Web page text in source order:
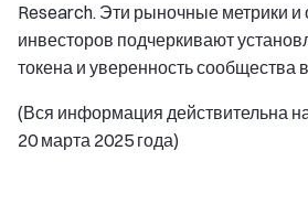
Research. Эти рыночные метрики и
инвесторов подчеркивают
токена и уверенность сообщества
(Вся информация действительна
20 марта 2025 года)